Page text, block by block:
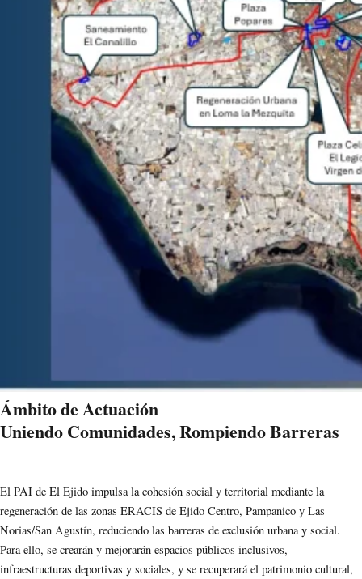
Ámbito de Actuación
Uniendo Comunidades, Rompiendo Barreras
El PAI de El Ejido impulsa la cohesión social y territorial mediante la
regeneración de las zonas ERACIS de Ejido Centro, Pampanico y Las
Norias/San Agustín, reduciendo las barreras de exclusión urbana y social.
Para ello, se crearán y mejorarán espacios públicos inclusivos,
infraestructuras deportivas y sociales, y se recuperará el patrimonio cultural,